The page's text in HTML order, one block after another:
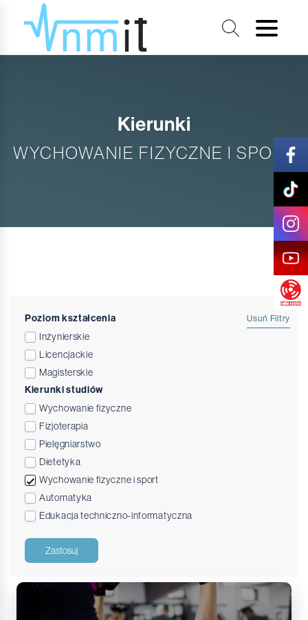
Kierunki
WYCHOWANIE FIZYCZNE I SPORT
Poziom kształcenia
Inżynierskie
Licencjackie
Magisterskie
Kierunki studiów
Wychowanie fizyczne
Fizjoterapia
Pielęgniarstwo
Dietetyka
Wychowanie fizyczne i sport
Automatyka
Edukacja techniczno-informatyczna
Usuń Filtry
Zastosuj